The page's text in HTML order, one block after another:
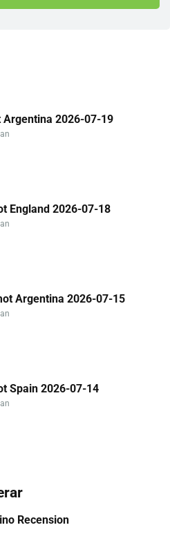
Argentina 2026-07-19
England 2026-07-18
Argentina 2026-07-15
Spain 2026-07-14
Recension